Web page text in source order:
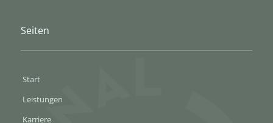
Seiten
Start
Leistungen
Karriere